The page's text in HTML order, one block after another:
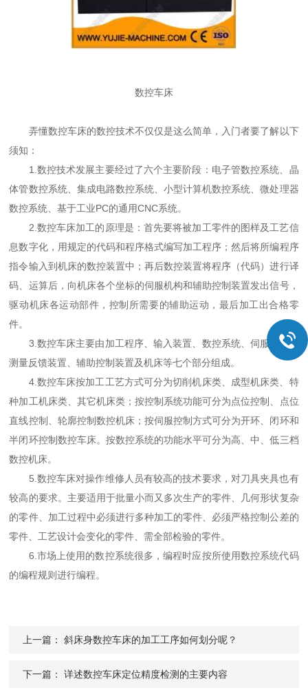
数控车床
弄懂数控车床的数控技术不仅仅是这么简单，入门者要了解以下
须知：
1.数控技术发展主要经过了六个主要阶段：电子管数控系统、晶
体管数控系统、集成电路数控系统、小型计算机数控系统、微处理器
数控系统、基于工业PC的通用CNC系统。
2.数控车床加工的原理是：首先要将被加工零件的图样及工艺信
息数字化，用规定的代码和程序格式编写加工程序；然后将所编程序
指令输入到机床的数控装置中；再后数控装置将程序（代码）进行译
码、运算后，向机床各个坐标的伺服机构和辅助控制装置发出信号，
驱动机床各运动部件，控制所需要的辅助运动，最后加工出合格零
件。
3.数控车床主要由加工程序、输入装置、数控系统、伺服系统、
测量反馈装置、辅助控制装置及机床等七个部分组成。
4.数控车床按加工工艺方式可分为切削机床类、成型机床类、特
种加工机床类、其它机床类；按控制系统功能可分为点位控制、点位
直线控制、轮廓控制数控机床；按伺服控制方式可分为开环、闭环和
半闭环控制数控车床。按数控系统的功能水平可分为高、中、低三档
数控机床。
5.数控车床对操作维修人员有较高的技术要求，对刀具夹具也有
较高的要求。主要适用于批量小而又多次生产的零件、几何形状复杂
的零件、加工过程中必须进行多种加工的零件、必须严格控制公差的
零件、工艺设计会变化的零件、需全部检验的零件。
6.市场上使用的数控系统很多，编程时应按所使用数控系统代码
的编程规则进行编程。
上一篇：斜床身数控车床的加工工序如何划分呢？
下一篇：详述数控车床定位精度检测的主要内容